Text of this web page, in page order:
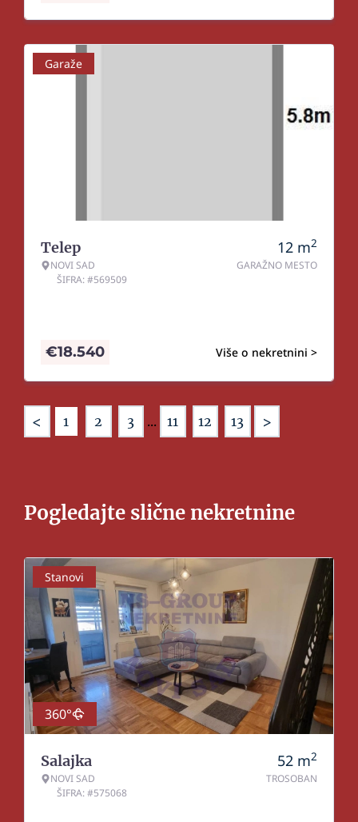
Garaže
Telep
NOVI SAD
ŠIFRA: #569509
12 m2
GARAŽNO MESTO
Više o nekretnini >
€18.540
< 1 2 3 ... 11 12 13 >
Pogledajte slične nekretnine
Stanovi
360°
Salajka
NOVI SAD
ŠIFRA: #575068
52 m2
TROSOBAN